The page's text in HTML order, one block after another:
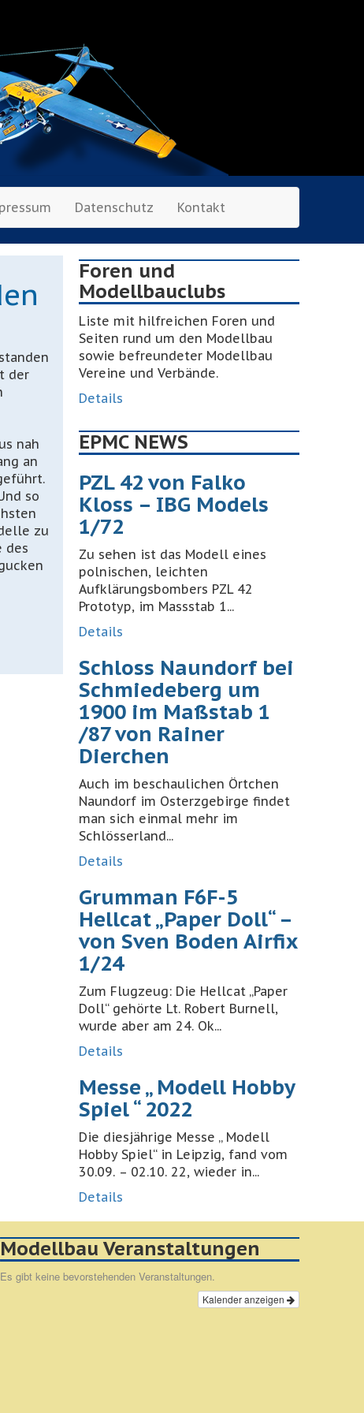
Datenschutz Kontakt
der
nah
an
so
zu
des
Foren und
Modellbauclubs
Liste mit hilfreichen Foren und
Seiten rund um den Modellbau
sowie befreundeter Modellbau
Vereine und Verbände.
Details
EPMC NEWS
PZL 42 von Falko
Kloss – IBG Models
1/72
Zu sehen ist das Modell eines
polnischen, leichten
Aufklärungsbombers PZL 42
Prototyp, im Massstab 1...
Details
Schloss Naundorf bei
Schmiedeberg um
1900 im Maßstab 1
/87 von Rainer
Dierchen
Auch im beschaulichen Örtchen
Naundorf im Osterzgebirge findet
man sich einmal mehr im
Schlösserland...
Details
Grumman F6F-5
Hellcat „Paper Doll“ –
von Sven Boden Airfix
1/24
Zum Flugzeug: ‎Die Hellcat „Paper
Doll“ gehörte Lt. Robert Burnell,
wurde aber am 24. Ok...
Details
Messe „ Modell Hobby
Spiel “ 2022
Die diesjährige Messe „ Modell
Hobby Spiel“ in Leipzig, fand vom
30.09. – 02.10. 22, wieder in...
Details
Modellbau Veranstaltungen
Es gibt keine bevorstehenden Veranstaltungen.
Kalender anzeigen